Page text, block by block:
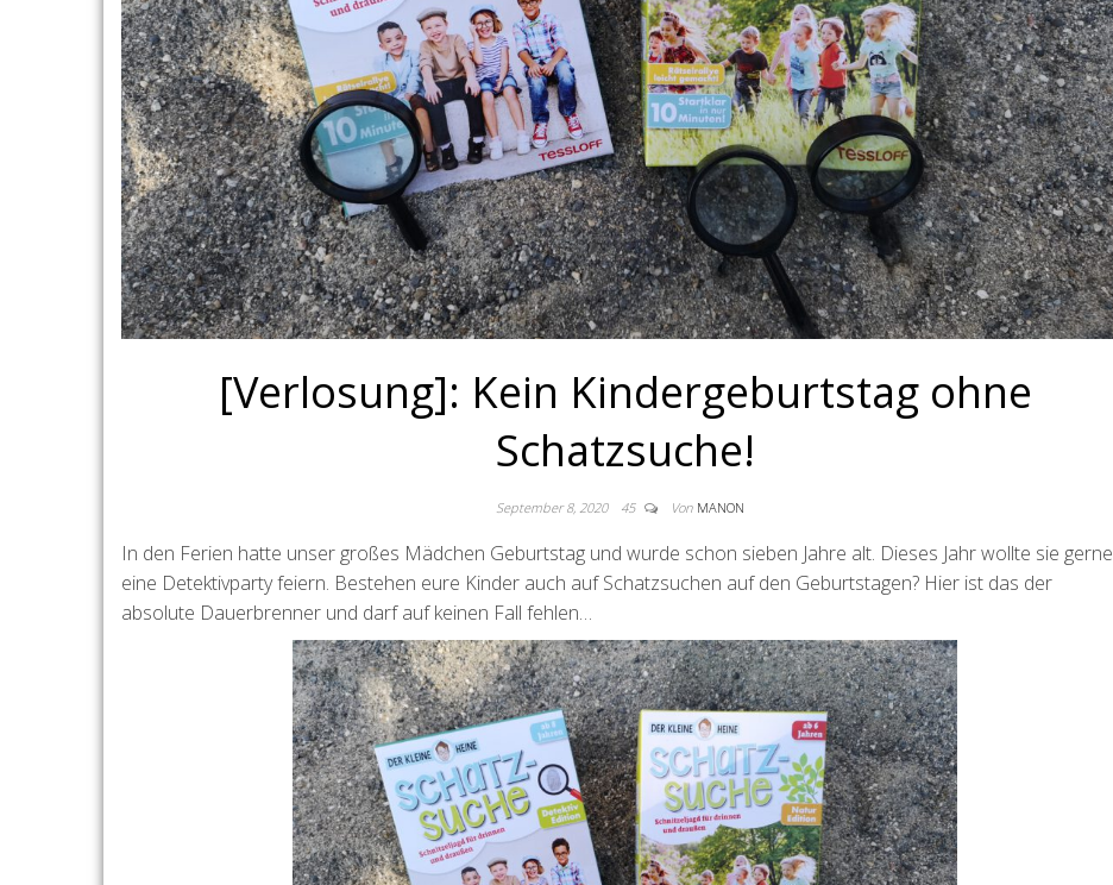
[Verlosung]: Kein Kindergeburtstag ohne
Schatzsuche!
September 8, 2020 45 Von MANON
In den Ferien hatte unser großes Mädchen Geburtstag und wurde schon sieben Jahre alt. Dieses Jahr wollte sie gerne
eine Detektivparty feiern. Bestehen eure Kinder auch auf Schatzsuchen auf den Geburtstagen? Hier ist das der
absolute Dauerbrenner und darf auf keinen Fall fehlen…